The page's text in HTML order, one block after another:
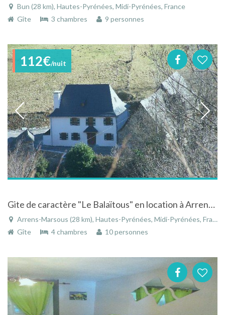
Bun (28 km), Hautes-Pyrénées, Midi-Pyrénées, France
Gîte
3 chambres 9 personnes
112€/nuit
Gite de caractère "Le Balaïtous" en location à Arrens-Marsous
Arrens-Marsous (28 km), Hautes-Pyrénées, Midi-Pyrénées, France
Gîte
4 chambres 10 personnes